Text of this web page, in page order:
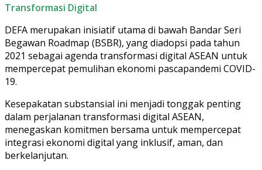
Transformasi Digital
DEFA merupakan inisiatif utama di bawah Bandar Seri
Begawan Roadmap (BSBR), yang diadopsi pada tahun
2021 sebagai agenda transformasi digital ASEAN untuk
mempercepat pemulihan ekonomi pascapandemi COVID-
19.
Kesepakatan substansial ini menjadi tonggak penting
dalam perjalanan transformasi digital ASEAN,
menegaskan komitmen bersama untuk mempercepat
integrasi ekonomi digital yang inklusif, aman, dan
berkelanjutan.